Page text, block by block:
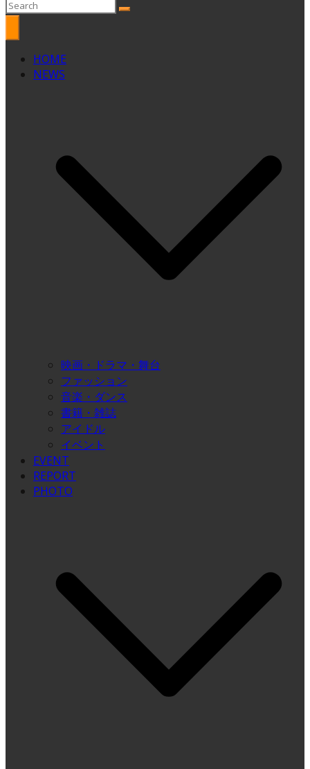
HOME
NEWS
映画・ドラマ・舞台
ファッション
音楽・ダンス
書籍・雑誌
アイドル
イベント
EVENT
REPORT
PHOTO